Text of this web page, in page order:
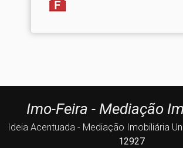
Imo-Feira - Mediação
Ideia Acentuada - Mediação Imobiliária
12927